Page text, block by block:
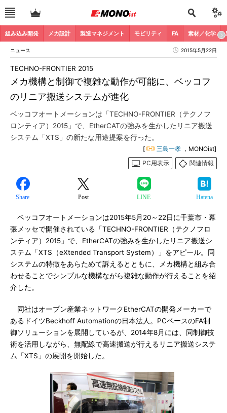
組み込み開発 メカ設計 製造マネジメント モビリティ FA 素材／化学
ニュース 2015年5月22日
メカ機構と制御で複雑な動作が可能に、ベッコフ
のリニア搬送システムが進化
TECHNO-FRONTIER 2015
ベッコフオートメーションは「TECHNO-FRONTIER（テクノフ
ロンティア）2015」で、EtherCATの強みを生かしたリニア搬送
システム「XTS」の新たな用途提案を行った。
[ 三島一孝 ，MONOist]
PC用表示
関連情報
Share Post LINE Hatena
ベッコフオートメーションは2015年5月20～22日に千葉市・幕
張メッセで開催されている「TECHNO-FRONTIER（テクノフロ
ンティア）2015」で、EtherCATの強みを生かしたリニア搬送シ
ステム「XTS（eXtended Transport System）」をアピール。同
システムの特徴をあらためて訴えるとともに、メカ機構と組み合
わせることでシンプルな機構ながら複雑な動作が行えることを紹
介した。
同社はオープン産業ネットワークEtherCATの開発メーカーで
あるドイツBeckhoff Automationの日本法人。PCベースのFA制
御ソリューションを展開しているが、2014年8月には、同制御技
術を活用しながら、無配線で高速搬送が行えるリニア搬送システ
ム「XTS」の展開を開始した。